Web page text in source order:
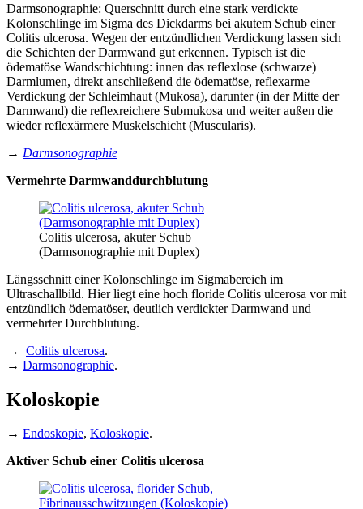
Darmsonographie: Querschnitt durch eine stark verdickte
Kolonschlinge im Sigma des Dickdarms bei akutem Schub einer
Colitis ulcerosa. Wegen der entzündlichen Verdickung lassen sich
die Schichten der Darmwand gut erkennen. Typisch ist die
ödematöse Wandschichtung: innen das reflexlose (schwarze)
Darmlumen, direkt anschließend die ödematöse, reflexarme
Verdickung der Schleimhaut (Mukosa), darunter (in der Mitte der
Darmwand) die reflexreichere Submukosa und weiter außen die
wieder reflexärmere Muskelschicht (Muscularis).
→ Darmsonographie
Vermehrte Darmwanddurchblutung
Colitis ulcerosa, akuter Schub
(Darmsonographie mit Duplex)
Längsschnitt einer Kolonschlinge im Sigmabereich im
Ultraschallbild. Hier liegt eine hoch floride Colitis ulcerosa vor mit
entzündlich ödematöser, deutlich verdickter Darmwand und
vermehrter Durchblutung.
→ Colitis ulcerosa.
→ Darmsonographie.
Koloskopie
→ Endoskopie, Koloskopie.
Aktiver Schub einer Colitis ulcerosa